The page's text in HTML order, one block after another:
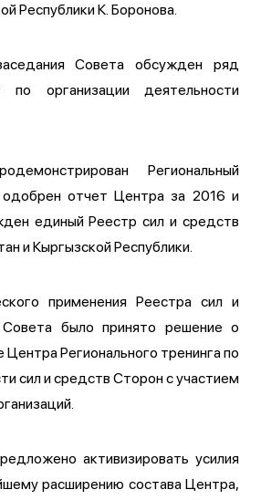
Республики К. Боронова.
Совета обсужден ряд
по организации деятельности
Региональный
отчет Центра за 2016 и
единый Реестр сил и средств
и Кыргызской Республики.
применения Реестра сил и
было принято решение о
Центра Регионального тренинга по
сил и средств Сторон с участием
активизировать усилия
расширению состава Центра,